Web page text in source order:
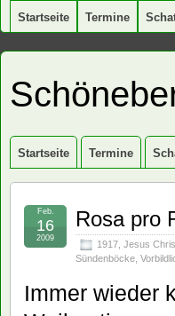
Startseite Termine
Startseite Termine
Rosa pro
1917 Jesus
Sündenböcke
Feb.
16
2009
Immer wieder